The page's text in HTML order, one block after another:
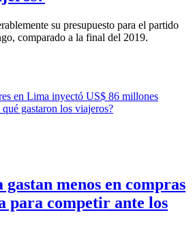
su presupuesto para el partido
comparado a la final del 2019.
gastan menos en compras
para competir ante los